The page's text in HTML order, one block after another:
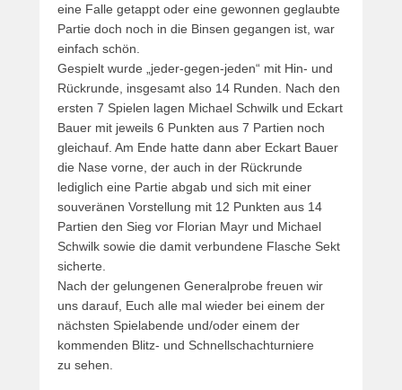
eine Falle getappt oder eine gewonnen geglaubte
Partie doch noch in die Binsen gegangen ist, war
einfach schön.
Gespielt wurde „jeder-gegen-jeden“ mit Hin- und
Rückrunde, insgesamt also 14 Runden. Nach den
ersten 7 Spielen lagen Michael Schwilk und Eckart
Bauer mit jeweils 6 Punkten aus 7 Partien noch
gleichauf. Am Ende hatte dann aber Eckart Bauer
die Nase vorne, der auch in der Rückrunde
lediglich eine Partie abgab und sich mit einer
souveränen Vorstellung mit 12 Punkten aus 14
Partien den Sieg vor Florian Mayr und Michael
Schwilk sowie die damit verbundene Flasche Sekt
sicherte.
Nach der gelungenen Generalprobe freuen wir
uns darauf, Euch alle mal wieder bei einem der
nächsten Spielabende und/oder einem der
kommenden Blitz- und Schnellschachturniere
zu sehen.